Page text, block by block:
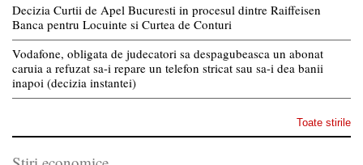
Decizia Curtii de Apel Bucuresti in procesul dintre Raiffeisen
Banca pentru Locuinte si Curtea de Conturi
Vodafone, obligata de judecatori sa despagubeasca un abonat
caruia a refuzat sa-i repare un telefon stricat sau sa-i dea banii
inapoi (decizia instantei)
Toate stirile